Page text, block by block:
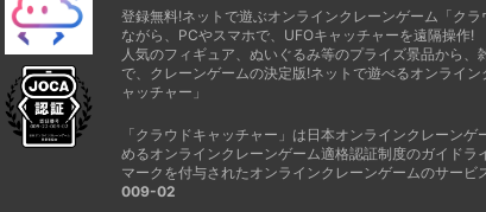
登録無料!ネットで遊ぶオンラインクレーンゲーム「ク
ながら、PCやスマホで、UFOキャッチャーを遠隔操作!
人気のフィギュア、ぬいぐるみ等のプライズ景品から、
で、クレーンゲームの決定版!ネットで遊べるオンライ
ャッチャー」
「クラウドキャッチャー」は日本オンラインクレーン
めるオンラインクレーンゲーム適格認証制度のガイドラ
マークを付与されたオンラインクレーンゲームのサービ
009-02